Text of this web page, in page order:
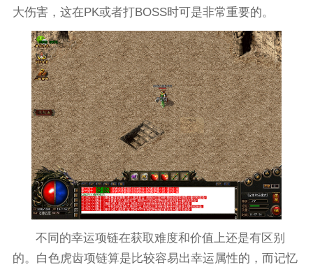
大伤害，这在PK或者打BOSS时可是非常重要的。
不同的幸运项链在获取难度和价值上还是有区别
的。白色虎齿项链算是比较容易出幸运属性的，而记忆